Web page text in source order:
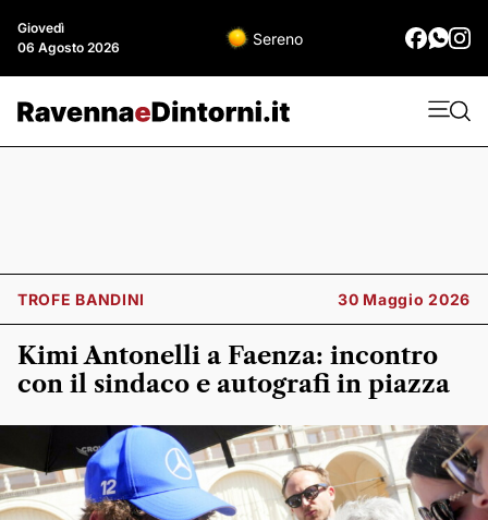
Giovedì
06 Agosto 2026
Sereno
TROFE BANDINI 30 Maggio 2026
Kimi Antonelli a Faenza: incontro
con il sindaco e autografi in piazza